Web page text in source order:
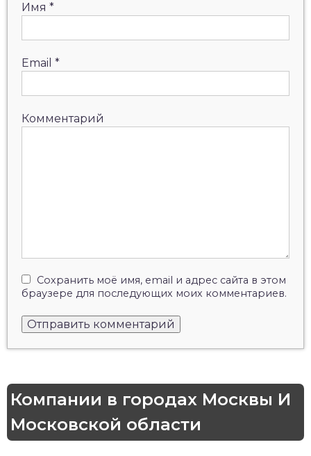
Имя *
Email *
Комментарий
Сохранить моё имя, email и адрес сайта в этом
браузере для последующих моих комментариев.
Компании в городах Москвы И
Московской области